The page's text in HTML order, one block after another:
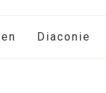
Diaconie